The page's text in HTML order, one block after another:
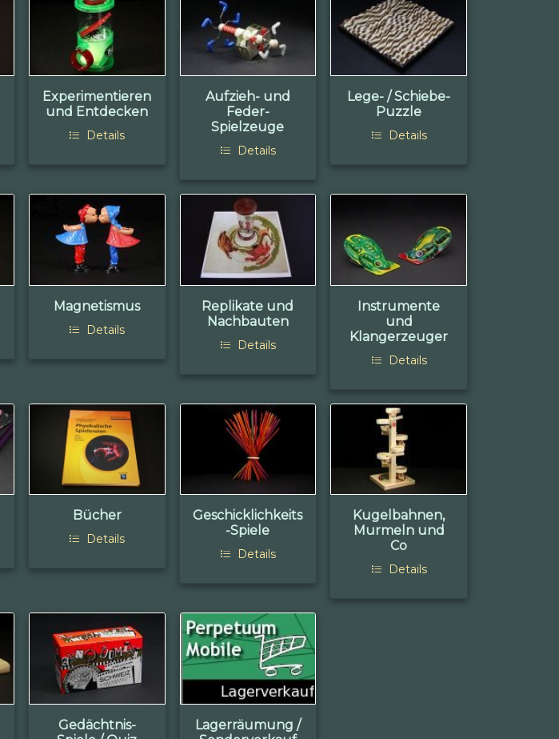
Experimentieren
und Entdecken
Details
Aufzieh- und
Feder-
Spielzeuge
Details
Lege- / Schiebe-
Puzzle
Details
Magnetismus
Details
Replikate und
Nachbauten
Details
Instrumente
und
Klangerzeuger
Details
Bücher
Details
Geschicklichkeits
-Spiele
Details
Kugelbahnen,
Murmeln und
Co
Details
Gedächtnis-
Lagerräumung /